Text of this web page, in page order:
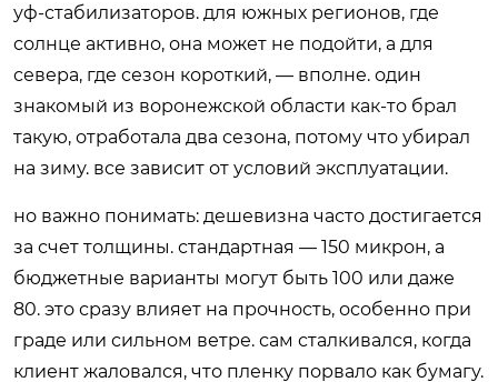
уф-стабилизаторов. для южных регионов, где
солнце активно, она может не подойти, а для
севера, где сезон короткий, — вполне. один
знакомый из воронежской области как-то брал
такую, отработала два сезона, потому что убирал
на зиму. все зависит от условий эксплуатации.
но важно понимать: дешевизна часто достигается
за счет толщины. стандартная — 150 микрон, а
бюджетные варианты могут быть 100 или даже
80. это сразу влияет на прочность, особенно при
граде или сильном ветре. сам сталкивался, когда
клиент жаловался, что пленку порвало как бумагу.